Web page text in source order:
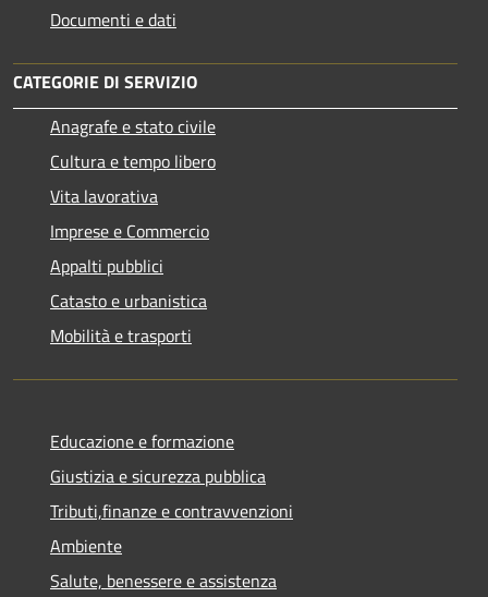
Documenti e dati
CATEGORIE DI SERVIZIO
Anagrafe e stato civile
Cultura e tempo libero
Vita lavorativa
Imprese e Commercio
Appalti pubblici
Catasto e urbanistica
Mobilità e trasporti
Educazione e formazione
Giustizia e sicurezza pubblica
Tributi,finanze e contravvenzioni
Ambiente
Salute, benessere e assistenza